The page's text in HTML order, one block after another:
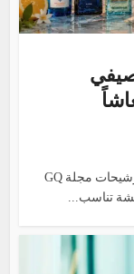
صيفي
اكتشف أفضل 15 عطر رجالي صيفي فاخر بترشيحات مجلة GQ
تناسب...